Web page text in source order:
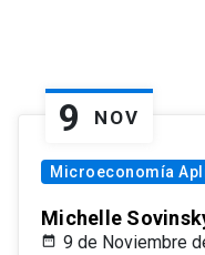
9 NOV
Microeconomía
Michelle
9 de Noviembre